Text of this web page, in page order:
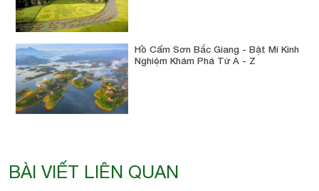
Hồ Cấm Sơn Bắc Giang - Bật Mí Kinh
Nghiệm Khám Phá Từ A - Z
BÀI VIẾT LIÊN QUAN